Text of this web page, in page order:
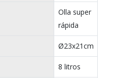
Olla super
rápida
Ø23x21cm
8 litros